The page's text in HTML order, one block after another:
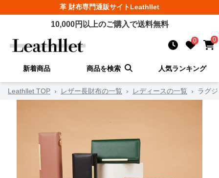
革 財布専門通販サイトLeathllet
10,000円以上のご購入で送料無料
0 0
新着商品 商品を検索 人気ランキング
Leathllet TOP › レザー長財布の一覧 › レディースの一覧 › ラグ